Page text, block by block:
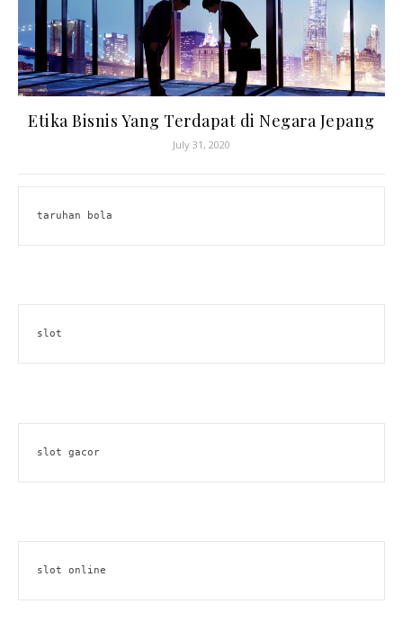
Etika Bisnis Yang Terdapat di Negara Jepang
July 31, 2020
taruhan bola
slot
slot gacor
slot online